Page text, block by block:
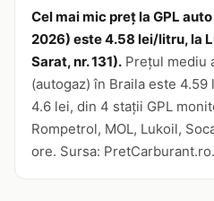
Cel mai mic preț la GPL
2026) este 4.58 lei/litru, la
Sarat, nr. 131). Prețul mediu
(autogaz) în Braila este
4.6 lei, din 4 stații GPL
Rompetrol, MOL, Lukoil,
ore. Sursa: PretCarburant.ro.